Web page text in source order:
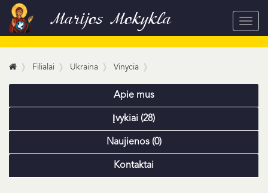
Marijos Mokykla
Filialai Ukraina Vinycia
Apie mus
Įvykiai (28)
Naujienos (0)
Kontaktai